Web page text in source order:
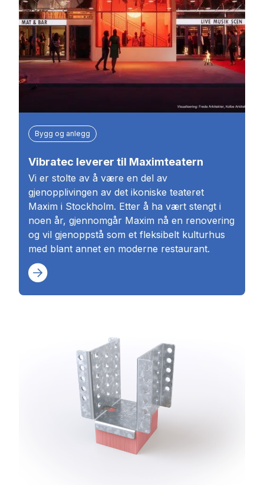
Bygg og anlegg
Vibratec leverer til Maximteatern
Vi er stolte av å være en del av
gjenopplivingen av det ikoniske teateret
Maxim i Stockholm. Etter å ha vært stengt i
noen år, gjennomgår Maxim nå en renovering
og vil gjenoppstå som et fleksibelt kulturhus
med blant annet en moderne restaurant.